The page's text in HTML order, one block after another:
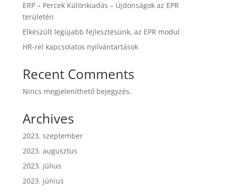
ERP – Percek Különkiadás – Újdonságok az EPR
területén
Elkészült legújabb fejlesztésünk, az EPR modul
HR-rel kapcsolatos nyilvántartások
Recent Comments
Nincs megjeleníthető bejegyzés.
Archives
2023. szeptember
2023. augusztus
2023. július
2023. június